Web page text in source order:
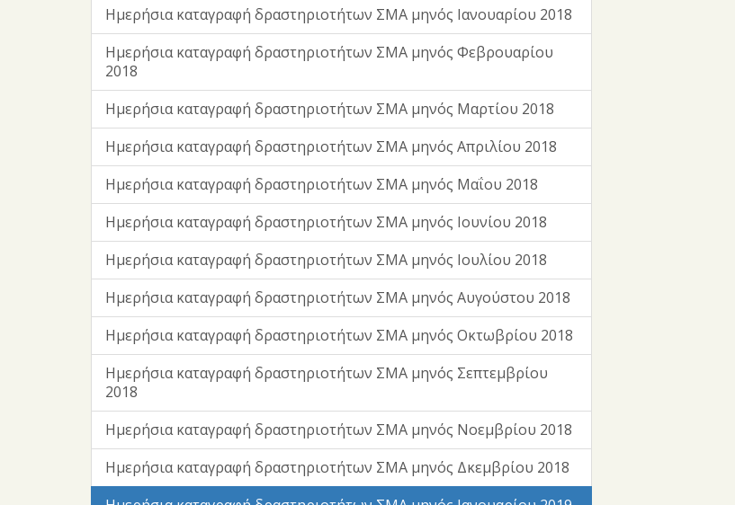
Ημερήσια καταγραφή δραστηριοτήτων ΣΜΑ μηνός Ιανουαρίου 2018
Ημερήσια καταγραφή δραστηριοτήτων ΣΜΑ μηνός Φεβρουαρίου
2018
Ημερήσια καταγραφή δραστηριοτήτων ΣΜΑ μηνός Μαρτίου 2018
Ημερήσια καταγραφή δραστηριοτήτων ΣΜΑ μηνός Απριλίου 2018
Ημερήσια καταγραφή δραστηριοτήτων ΣΜΑ μηνός Μαΐου 2018
Ημερήσια καταγραφή δραστηριοτήτων ΣΜΑ μηνός Ιουνίου 2018
Ημερήσια καταγραφή δραστηριοτήτων ΣΜΑ μηνός Ιουλίου 2018
Ημερήσια καταγραφή δραστηριοτήτων ΣΜΑ μηνός Αυγούστου 2018
Ημερήσια καταγραφή δραστηριοτήτων ΣΜΑ μηνός Οκτωβρίου 2018
Ημερήσια καταγραφή δραστηριοτήτων ΣΜΑ μηνός Σεπτεμβρίου
2018
Ημερήσια καταγραφή δραστηριοτήτων ΣΜΑ μηνός Νοεμβρίου 2018
Ημερήσια καταγραφή δραστηριοτήτων ΣΜΑ μηνός Δκεμβρίου 2018